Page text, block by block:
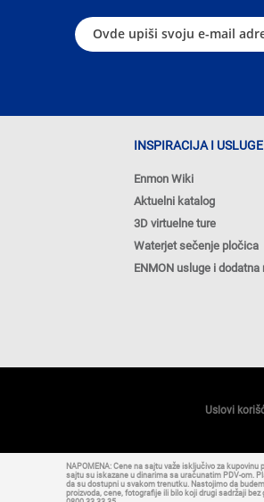
INSPIRACIJA I USLUGE
Enmon Wiki
Aktuelni katalog
3D virtuelne ture
Waterjet sečenje pločica
ENMON usluge i dodatna
Uslovi
NAPOMENA: Cene na sajtu važe isključivo za
sajtu su iskazane u dinarima sa uračunatim PDV-om.
da su dostupni u svakom trenutku. Nastojimo da
proizvoda, cene, fotografije ili bilo koji drugi sadržaji